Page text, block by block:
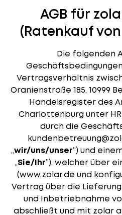
AGB für
(Ratenkauf
Die folgenden
Geschäftsbedingungen
Vertragsverhältnis
Oranienstraße 185, 10999
Handelsregister des
Charlottenburg unter
durch die
„wir/uns/unser“) und
„Sie/Ihr”), welcher über
(www.zolar.de und
Vertrag über die
und Inbetriebnahme
abschließt und mit zolar